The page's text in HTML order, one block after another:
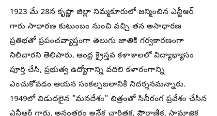
1923 మే 28న కృష్ణా జిల్లా నిమ్మకూరులో జన్మించిన ఎన్టీఆర్
గారు సాధారణ కుటుంబం నుంచి వచ్చి తన అసాధారణ
ప్రతిభతో ప్రపంచవ్యాప్తంగా తెలుగు జాతికి గర్వకారణంగా
నిలిచారని తెలిపారు. ఆంధ్ర క్రైస్తవ కళాశాలలో విద్యాభ్యాసం
పూర్తి చేసి, ప్రభుత్వ ఉద్యోగాన్ని వదిలి కళారంగాన్ని
ఎంచుకోవడం ఆయన సంకల్పబలానికి నిదర్శనమన్నారు.
1949లో విడుదలైన "మనదేశం" చిత్రంతో సినీరంగ ప్రవేశం చేసిన